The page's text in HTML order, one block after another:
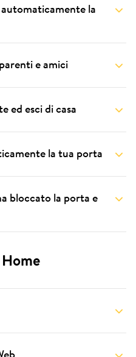
la
e amici
ed esci di casa
la tua porta
bloccato la porta e